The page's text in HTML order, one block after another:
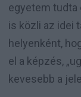
egyetem tudta
is közli az idei
helyenként,
el a képzés,
kevesebb a